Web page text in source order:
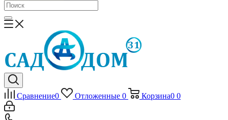
Сравнение0 Отложенные 0 Корзина0 0